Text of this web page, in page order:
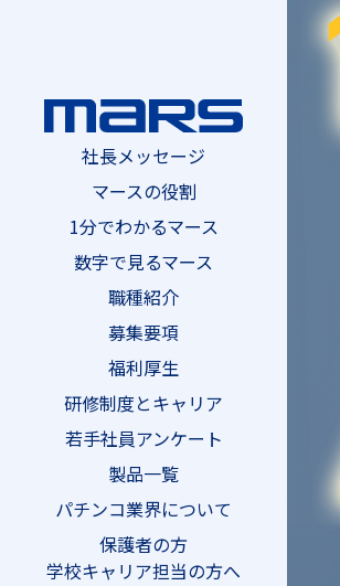
社長メッセージ
マースの役割
1分でわかるマース
数字で見るマース
職種紹介
募集要項
福利厚生
研修制度とキャリア
若手社員アンケート
製品一覧
パチンコ業界について
保護者の方
学校キャリア担当の方へ